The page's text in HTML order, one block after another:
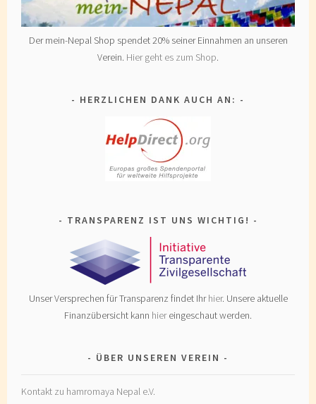
Der mein-Nepal Shop spendet 20% seiner Einnahmen an unseren
Verein. Hier geht es zum Shop.
HERZLICHEN DANK AUCH AN:
TRANSPARENZ IST UNS WICHTIG!
Unser Versprechen für Transparenz findet Ihrhier. Unsere aktuelle
Finanzübersicht kann hiereingeschaut werden.
ÜBER UNSEREN VEREIN
Kontakt zu hamromaya Nepal e.V.